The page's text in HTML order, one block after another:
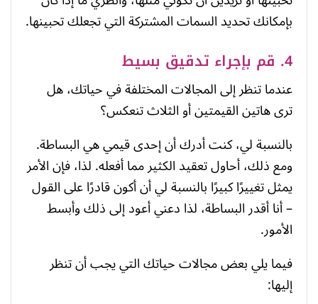
بإمكانك تحديد السمات المشتركة التي تجعلك تحبينها.
4. قم بإجراء تدقيق بسيط
عندما تنظر إلى المجالات المختلفة في حياتك، هل
ترى هاتين القيمتين أو الثلاث تنعكس؟
بالنسبة لي، كنت أدرك أن إحدى قيمي هي البساطة.
ومع ذلك، أحاول تعقيد الكثير مما أفعله. لذا، فإن الأمر
يمثل تغييرًا كبيرًا بالنسبة لي أن أكون قادرًا على القول
– أنا أقدر البساطة، لذا دعني أعود إلى ذلك وأبسط
الأمور.
فيما يلي بعض مجالات حياتك التي يجب أن تنظر
إليها: